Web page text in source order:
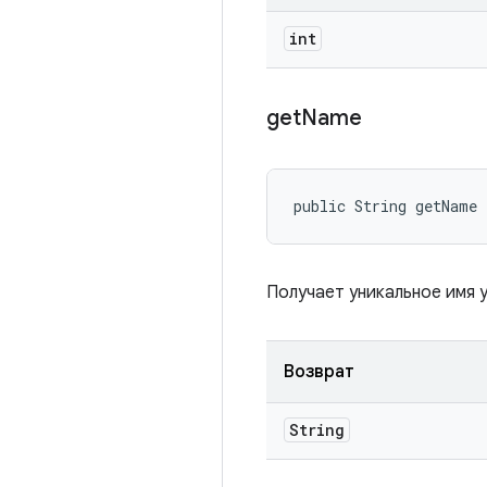
int
getName
public String
Получает уникальное имя
Возврат
String